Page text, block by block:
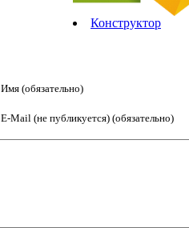
Конструктор
Имя (обязательно)
E-Mail (не публикуется) (обязательно)